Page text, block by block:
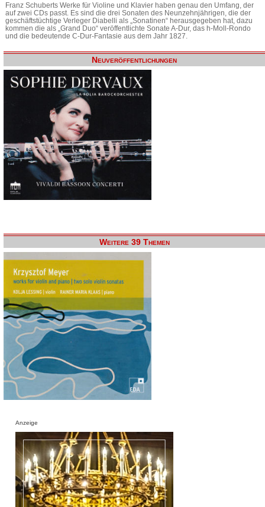
Franz Schuberts Werke für Violine und Klavier haben genau den Umfang, der
auf zwei CDs passt. Es sind die drei Sonaten des Neunzehnjährigen, die der
geschäftstüchtige Verleger Diabelli als „Sonatinen“ herausgegeben hat, dazu
kommen die als „Grand Duo“ veröffentlichte Sonate A-Dur, das h-Moll-Rondo
und die bedeutende C-Dur-Fantasie aus dem Jahr 1827.
Neuveröffentlichungen
Weitere 39 Themen
Anzeige